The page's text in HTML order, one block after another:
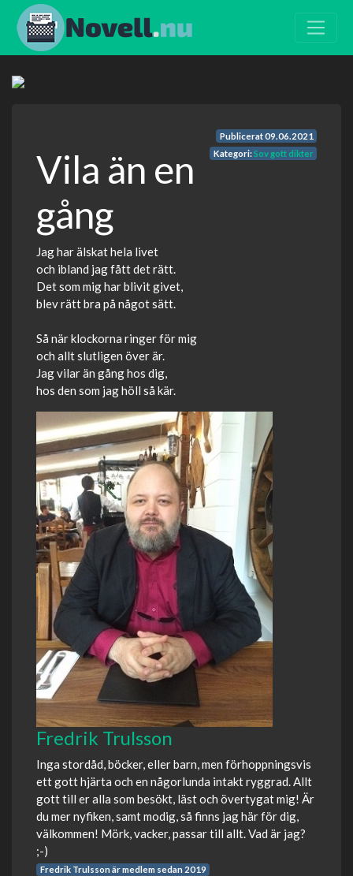
Publicerat09.06.2021
Kategori:Sov gott dikter
Vila än en
gång
Jag har älskat hela livet
och ibland jag fått det rätt.
Det som mig har blivit givet,
blev rätt bra på något sätt.
Så när klockorna ringer för mig
och allt slutligen över är.
Jag vilar än gång hos dig,
hos den som jag höll så kär.
Fredrik Trulsson
Inga stordåd, böcker, eller barn, men förhoppningsvis
ett gott hjärta och en någorlunda intakt ryggrad. Allt
gott till er alla som besökt, läst och övertygat mig! Är
du mer nyfiken, samt modig, så finns jag här för dig,
välkommen! Mörk, vacker, passar till allt. Vad är jag?
;-)
Fredrik Trulsson är medlem sedan 2019